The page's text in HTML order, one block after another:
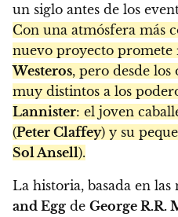
un siglo antes de los
Con una atmósfera más
nuevo proyecto promete
Westeros, pero desde los
muy distintos a los
Lannister: el joven
(Peter Claffey) y su
Sol Ansell).
La historia, basada en las
and Egg de George R.R.